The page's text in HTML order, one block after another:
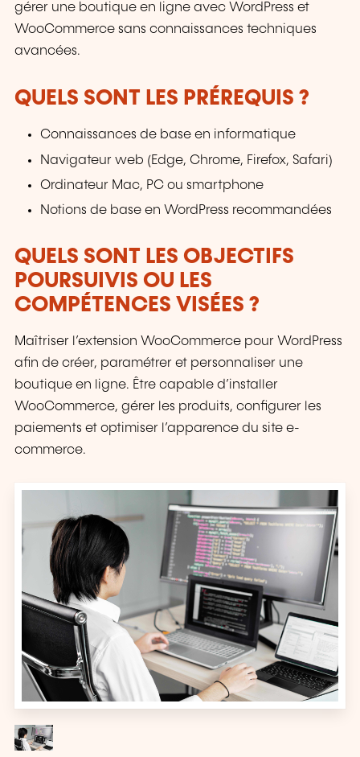
gérer une boutique en ligne avec WordPress et
WooCommerce sans connaissances techniques
avancées.
QUELS SONT LES PRÉREQUIS ?
Connaissances de base en informatique
Navigateur web (Edge, Chrome, Firefox, Safari)
Ordinateur Mac, PC ou smartphone
Notions de base en WordPress recommandées
QUELS SONT LES OBJECTIFS
POURSUIVIS OU LES
COMPÉTENCES VISÉES ?
Maîtriser l’extension WooCommerce pour WordPress
afin de créer, paramétrer et personnaliser une
boutique en ligne. Être capable d’installer
WooCommerce, gérer les produits, configurer les
paiements et optimiser l’apparence du site e-
commerce.